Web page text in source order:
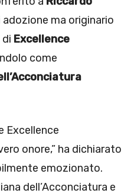
adozione ma originario
Excellence
come
Excellence
onore,” ha dichiarato
emozionato.
dell’Acconciatura e